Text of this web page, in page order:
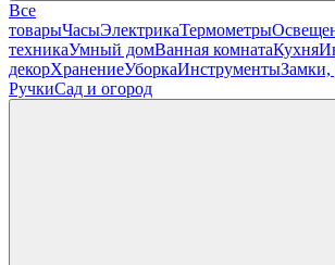
Все
товарыЧасыЭлектрикаТермометры
техникаУмный домВанная комнатаКухня
декорХранениеУборкаИнструментыЗамки,
РучкиСад и огород